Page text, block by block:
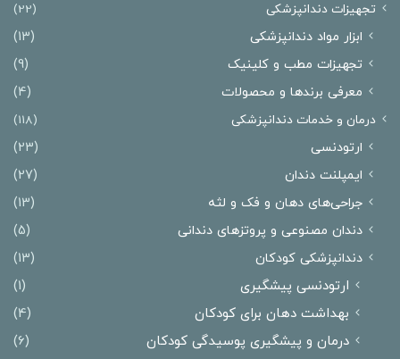
تجهیزات دندانپزشکی (22)
ابزار مواد دندانپزشکی
(13)
تجهیزات مطب و کلینیک
(9)
معرفی برندها و محصولات
(4)
درمان‌ و خدمات دندانپزشکی (118)
ارتودنسی
(23)
ایمپلنت دندان
(27)
جراحی‌های دهان و فک و لثه
(13)
دندان مصنوعی و پروتزهای دندانی
(5)
دندانپزشکی کودکان
(13)
ارتودنسی پیشگیری
(1)
بهداشت دهان برای کودکان
(4)
درمان و پیشگیری پوسیدگی کودکان
(6)